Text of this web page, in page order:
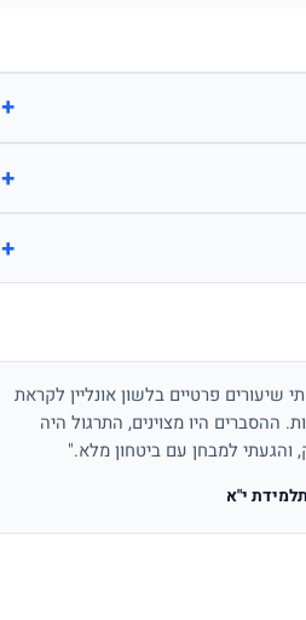
+
+
+
שיעורים פרטיים בלשון אונליין לקראת
ההסברים היו מצוינים, התרגול היה
והגעתי למבחן עם ביטחון מלא."
י"א